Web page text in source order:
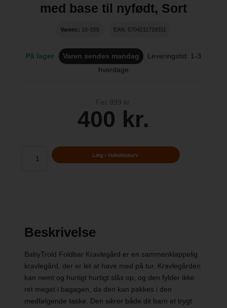
med base til nyfødt, Sort
Varenr.: 16-33S EAN: 5704211719311
På lager Varen sendes mandag
Leveringstid: 1-3
hverdage
Før 899 kr.
400 kr.
Beskrivelse
BabyTrold Foldbar Kravlegård er en sammenklappelig
kravlegård, der er let at have med på tur. Kravlegården
kan nemt og hurtigt hurtigt slås op, og den fylder ikke
ret meget i bagagen, da den kan pakkes i den
medfølgende taske. Den sikrer både dit barn et trygt